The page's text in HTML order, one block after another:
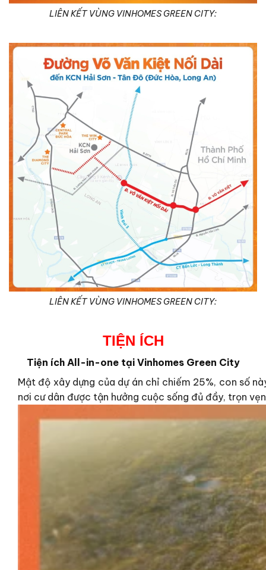
LIÊN KẾT VÙNG VINHOMES GREEN CITY:
LIÊN KẾT VÙNG VINHOMES GREEN CITY:
TIỆN ÍCH
Tiện ích All-in-one tại Vinhomes Green City
Mật độ xây dựng của dự án chỉ chiếm 25%, con số
nơi cư dân được tận hưởng cuộc sống đủ đầy, trọn